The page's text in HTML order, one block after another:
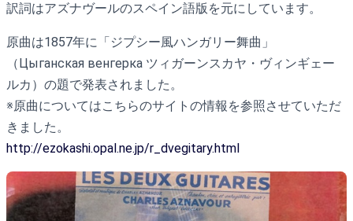
訳詞はアズナヴールのスペイン語版を元にしています。
原曲は1857年に「ジプシー風ハンガリー舞曲」
（Цыганская венгерка ツィガーンスカヤ・ヴィンギェー
ルカ）の題で発表されました。
※原曲についてはこちらのサイトの情報を参照させていただ
きました。
http://ezokashi.opal.ne.jp/r_dvegitary.html